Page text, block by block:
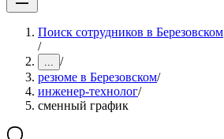
Поиск сотрудников в Березовском
/
... /
резюме в Березовском/
инженер-технолог/
сменный график